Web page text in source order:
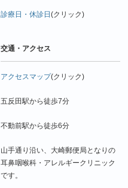
診療日・休診日(クリック)
交通・アクセス
アクセスマップ(クリック)
五反田駅から徒歩7分
不動前駅から徒歩6分
山手通り沿い、大崎郵便局となりの
耳鼻咽喉科・アレルギークリニック
です。